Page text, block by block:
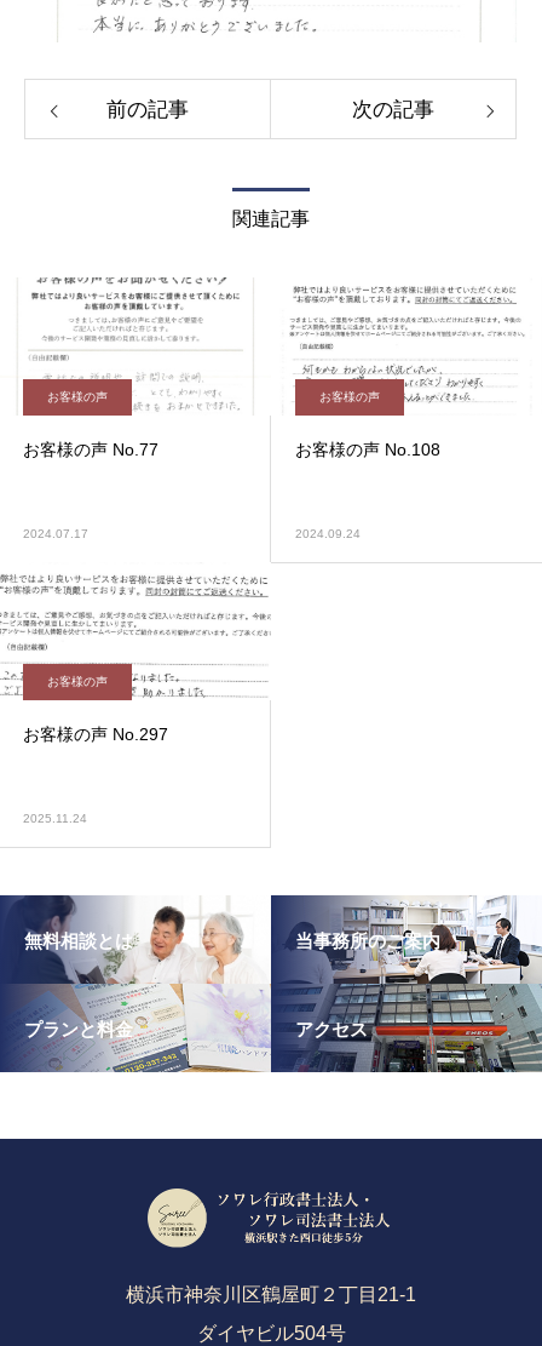
前の記事 次の記事
関連記事
お客様の声
お客様の声 No.77
2024.07.17
お客様の声
お客様の声 No.108
2024.09.24
お客様の声
お客様の声 No.297
2025.11.24
無料相談とは 当事務所のご案内
プランと料金 アクセス
横浜市神奈川区鶴屋町２丁目21-1
ダイヤビル504号